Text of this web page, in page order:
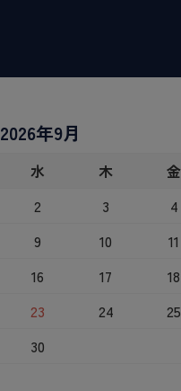
2026年9月
水 木 金
2 3 4
9 10 11
16 17 18
23 24 25
30